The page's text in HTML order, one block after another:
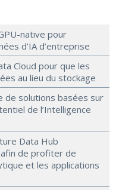
native pour
d’IA d’entreprise
Cloud pour que les
au lieu du stockage
de solutions basées sur
de l’Intelligence
Data Hub
de profiter de
et les applications